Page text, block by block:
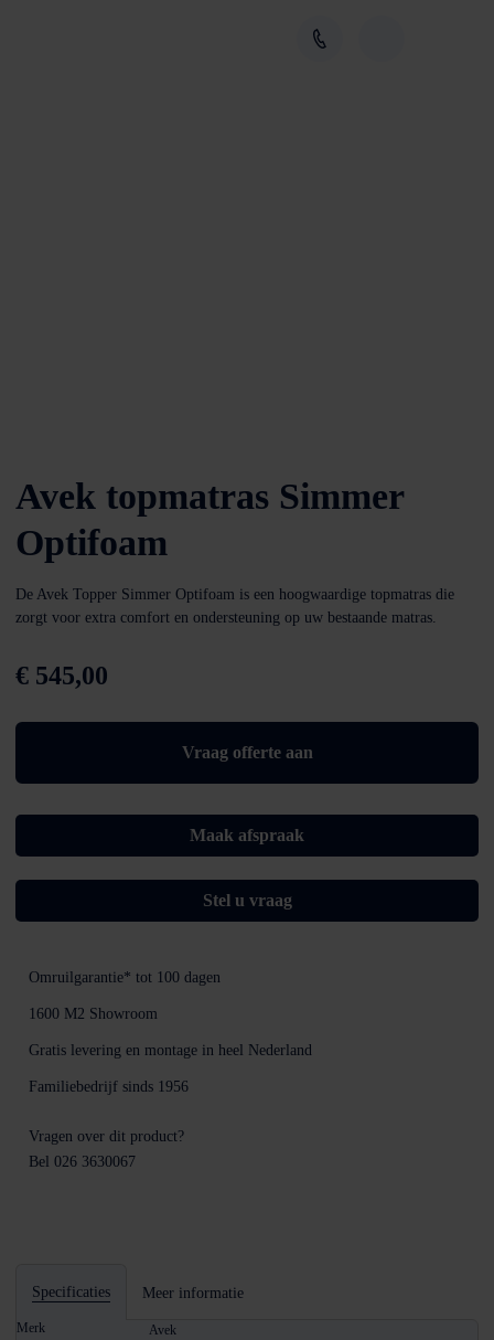
Avek topmatras Simmer
Optifoam
De Avek Topper Simmer Optifoam is een hoogwaardige topmatras die
zorgt voor extra comfort en ondersteuning op uw bestaande matras.
€ 545,00
Vraag offerte aan
Maak afspraak
Stel u vraag
Omruilgarantie* tot 100 dagen
1600 M2 Showroom
Gratis levering en montage in heel Nederland
Familiebedrijf sinds 1956
Vragen over dit product?
Bel 026 3630067
Specificaties Meer informatie
Merk
Avek